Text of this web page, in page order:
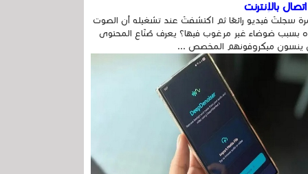
بالإنترنت
سجلتَ فيديو رائعًا ثم اكتشفتَ عند تشغيله أن الصوت
بسبب ضوضاء غير مرغوب فيها؟ يعرف صُنّاع المحتوى
ينسون ميكروفونهم المخصص ...